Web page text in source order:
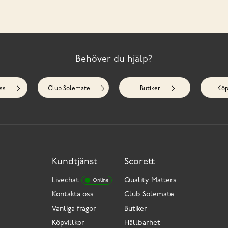
Behöver du hjälp?
Club Solemate Butiker
Kundtjänst
Livechat Online
Kontakta oss
Vanliga frågor
Köpvillkor
Scorett
Quality Matters
Club Solemate
Butiker
Hållbarhet